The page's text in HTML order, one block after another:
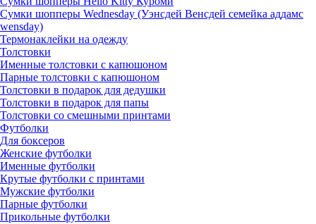
Сумки шопперы Wednesday (Уэнсдей Венсдей семейка аддамс
wensday)
Термонаклейки на одежду
Толстовки
Именные толстовки с капюшоном
Парные толстовки с капюшоном
Толстовки в подарок для дедушки
Толстовки в подарок для папы
Толстовки со смешными принтами
Футболки
Для боксеров
Женские футболки
Именные футболки
Крутые футболки с принтами
Мужские футболки
Парные футболки
Прикольные футболки